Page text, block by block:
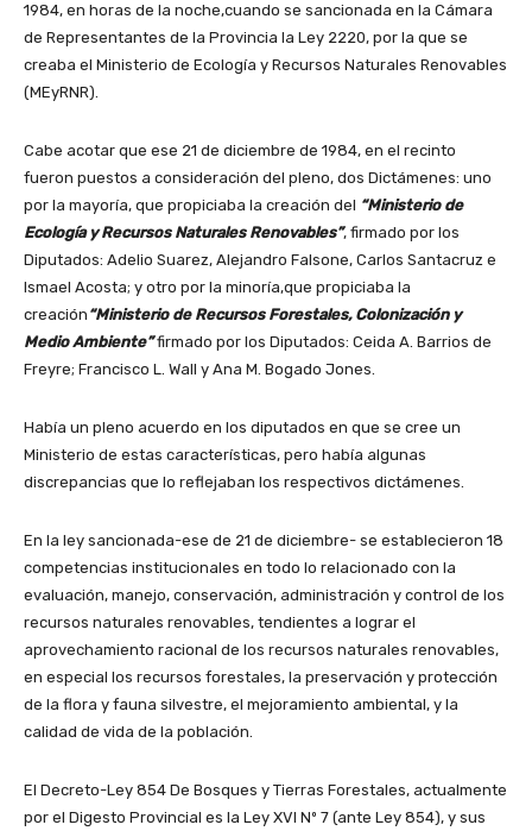
1984, en horas de la noche,cuando se sancionada en la Cámara
de Representantes de la Provincia la Ley 2220, por la que se
creaba el Ministerio de Ecología y Recursos Naturales Renovables
(MEyRNR).
Cabe acotar que ese 21 de diciembre de 1984, en el recinto
fueron puestos a consideración del pleno, dos Dictámenes: uno
por la mayoría, que propiciaba la creación del “Ministerio de
Ecología y Recursos Naturales Renovables”, firmado por los
Diputados: Adelio Suarez, Alejandro Falsone, Carlos Santacruz e
Ismael Acosta; y otro por la minoría,que propiciaba la
creación “Ministerio de Recursos Forestales, Colonización y
Medio Ambiente”firmado por los Diputados: Ceida A. Barrios de
Freyre; Francisco L. Wall y Ana M. Bogado Jones.
Había un pleno acuerdo en los diputados en que se cree un
Ministerio de estas características, pero había algunas
discrepancias que lo reflejaban los respectivos dictámenes.
En la ley sancionada-ese de 21 de diciembre- se establecieron 18
competencias institucionales en todo lo relacionado con la
evaluación, manejo, conservación, administración y control de los
recursos naturales renovables, tendientes a lograr el
aprovechamiento racional de los recursos naturales renovables,
en especial los recursos forestales, la preservación y protección
de la flora y fauna silvestre, el mejoramiento ambiental, y la
calidad de vida de la población.
El Decreto-Ley 854 De Bosques y Tierras Forestales, actualmente
por el Digesto Provincial es la Ley XVI Nº 7 (ante Ley 854), y sus